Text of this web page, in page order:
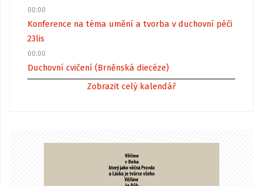
00:00
Konference na téma umění a tvorba v duchovní péči
23lis
00:00
Duchovní cvičení (Brněnská diecéze)
Zobrazit celý kalendář